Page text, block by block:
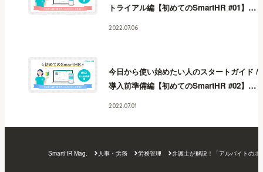
トライアル編【初めてのSmartHR #01】 今
日から使い始めたい人のスタートガイド /
トライアル編【初めてのSmartHR #01】 今
日から使い始めたい人のスタートガイド /
トライアル編【初めてのSmartHR #01】
2022.07.06
今日から使い始めたい人のスタートガイド /
導入前準備編【初めてのSmartHR #02】 今
日から使い始めたい人のスタートガイド /
日から使い始めたい人のスタートガイド /
2022.07.01
SmartHR Mag. 人事・労務 労務管理 弁護士が解説！「アルバイトの